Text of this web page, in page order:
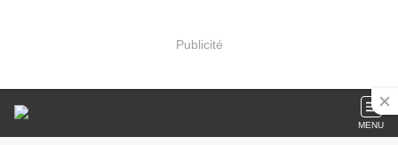
Publicité
MENU